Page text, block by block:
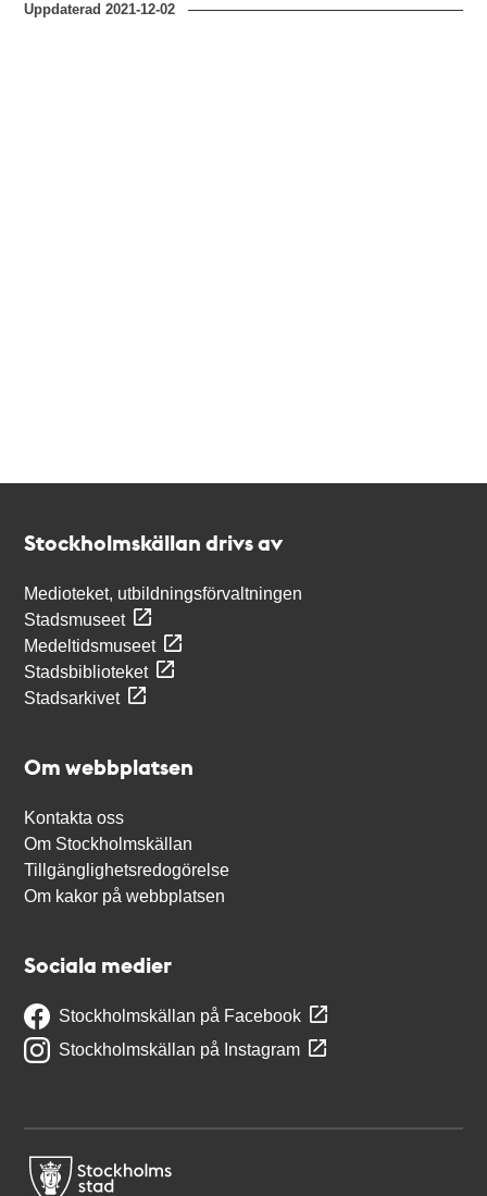
Uppdaterad2021-12-02
Stockholmskällan drivs av
Medioteket, utbildningsförvaltningen
Stadsmuseet
Medeltidsmuseet
Stadsbiblioteket
Stadsarkivet
Om webbplatsen
Kontakta oss
Om Stockholmskällan
Tillgänglighetsredogörelse
Om kakor på webbplatsen
Sociala medier
Stockholmskällan på Facebook
Stockholmskällan på Instagram